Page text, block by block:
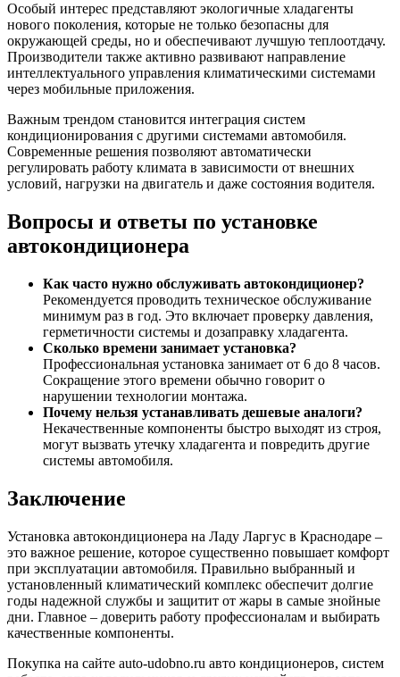
Особый интерес представляют экологичные хладагенты
нового поколения, которые не только безопасны для
окружающей среды, но и обеспечивают лучшую теплоотдачу.
Производители также активно развивают направление
интеллектуального управления климатическими системами
через мобильные приложения.
Важным трендом становится интеграция систем
кондиционирования с другими системами автомобиля.
Современные решения позволяют автоматически
регулировать работу климата в зависимости от внешних
условий, нагрузки на двигатель и даже состояния водителя.
Вопросы и ответы по установке
автокондиционера
Как часто нужно обслуживать автокондиционер?
Рекомендуется проводить техническое обслуживание
минимум раз в год. Это включает проверку давления,
герметичности системы и дозаправку хладагента.
Сколько времени занимает установка?
Профессиональная установка занимает от 6 до 8 часов.
Сокращение этого времени обычно говорит о
нарушении технологии монтажа.
Почему нельзя устанавливать дешевые аналоги?
Некачественные компоненты быстро выходят из строя,
могут вызвать утечку хладагента и повредить другие
системы автомобиля.
Заключение
Установка автокондиционера на Ладу Ларгус в Краснодаре –
это важное решение, которое существенно повышает комфорт
при эксплуатации автомобиля. Правильно выбранный и
установленный климатический комплекс обеспечит долгие
годы надежной службы и защитит от жары в самые знойные
дни. Главное – доверить работу профессионалам и выбирать
качественные компоненты.
Покупка на сайте auto-udobno.ru авто кондиционеров, систем